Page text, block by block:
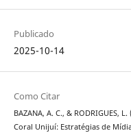
Publicado
2025-10-14
Como Citar
BAZANA, A. C., & RODRIGUES,
Coral Unijuí: Estratégias de